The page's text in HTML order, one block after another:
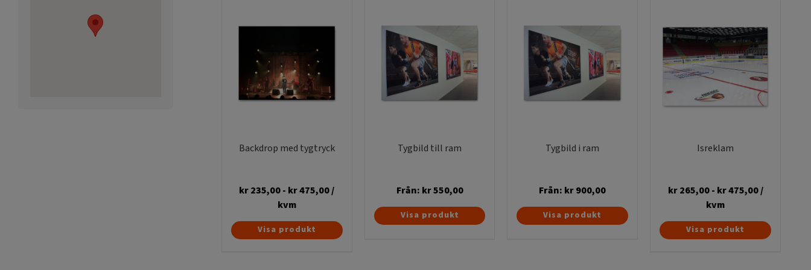
Backdrop med tygtryck
kr235,00- kr475,00/
kvm
Den
här
Visa produkt
Tygbild till ram
Från: kr550,00
Den
här
Visa produkt
Tygbild i ram
Från: kr900,00
Den
här
Visa produkt
Isreklam
kr265,00- kr475,00/
kvm
Visa produkt